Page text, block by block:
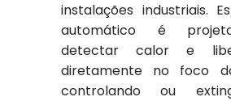
instalações industriais.
automático é
detectar calor e
diretamente no foco
controlando ou